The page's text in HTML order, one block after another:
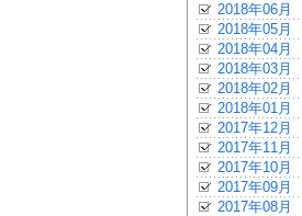
2018年06月
2018年05月
2018年04月
2018年03月
2018年02月
2018年01月
2017年12月
2017年11月
2017年10月
2017年09月
2017年08月